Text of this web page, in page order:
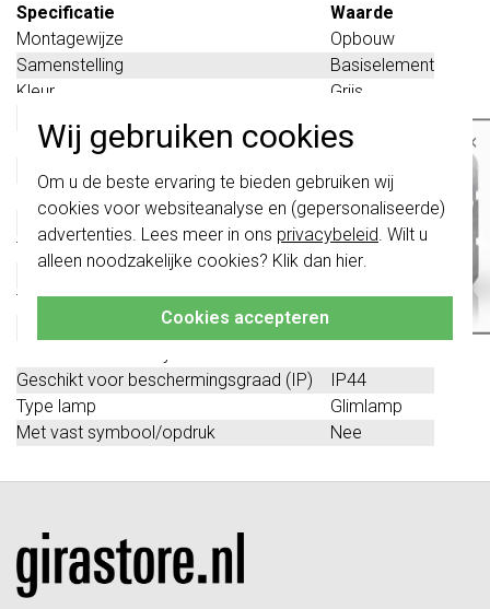
Wij gebruiken cookies
Om u de beste ervaring te bieden gebruiken wij
cookies voor websiteanalyse en (gepersonaliseerde)
advertenties. Lees meer in ons privacybeleid. Wilt u
alleen noodzakelijke cookies? Klik dan hier.
Cookies accepteren
Specificatie
Waarde
Montagewijze
Opbouw
Samenstelling
Basiselement
Kleur
Grijs
Lamphouder
Bajonet
Thermoplast
Toepassing als drukker
Nee
Transparant
Nee
Geschikt voor beschermingsgraad (IP)
IP44
Type lamp
Glimlamp
Met vast symbool/opdruk
Nee
×
schakelwippen zijn vernieuwd. Ze zijn
niette combineren met de schakelaars
van vóór augustus 2024.
Klik hiervoor meer informatie, zodat je